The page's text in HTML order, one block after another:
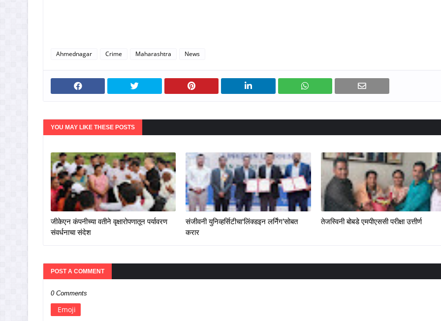
Ahmednagar Crime Maharashtra News
YOU MAY LIKE THESE POSTS
जीकेएन कंपनीच्या वतीने वृक्षारोपणातून पर्यावरण
संवर्धनाचा संदेश
संजीवनी युनिव्हर्सिटीचा‘लिंक्डइन लर्निंग’सोबत
करार
तेजस्विनी बोबडे एमपीएससी परीक्षा उत्तीर्ण
POST A COMMENT
0 Comments
Emoji